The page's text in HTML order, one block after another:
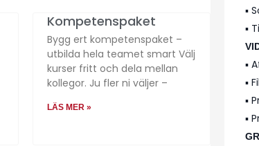
▪️
▪️
▪️
▪️
▪️
▪️
Kompetenspaket
Bygg ert kompetenspaket –
utbilda hela teamet smart Välj
kurser fritt och dela mellan
kollegor. Ju fler ni väljer –
LÄS MER »